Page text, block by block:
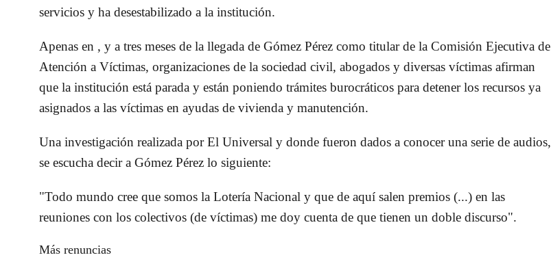
servicios y ha desestabilizado a la institución.
Apenas en , y a tres meses de la llegada deGómez Pérez como titular de la Comisión Ejecutiva de
Atención a Víctimas, organizaciones de la sociedad civil, abogados y diversas víctimas afirman
que la institución está parada y están poniendo trámites burocráticos para detener los recursos ya
asignados a las víctimas en ayudas de vivienda y manutención.
Una investigación realizada por El Universal y donde fueron dados a conocer una serie de audios,
se escucha decir a Gómez Pérez lo siguiente:
"Todo mundo cree que somos la Lotería Nacional y que de aquí salen premios (...) en las
reuniones con los colectivos (de víctimas) me doy cuenta de que tienen un doble discurso".
Más renuncias